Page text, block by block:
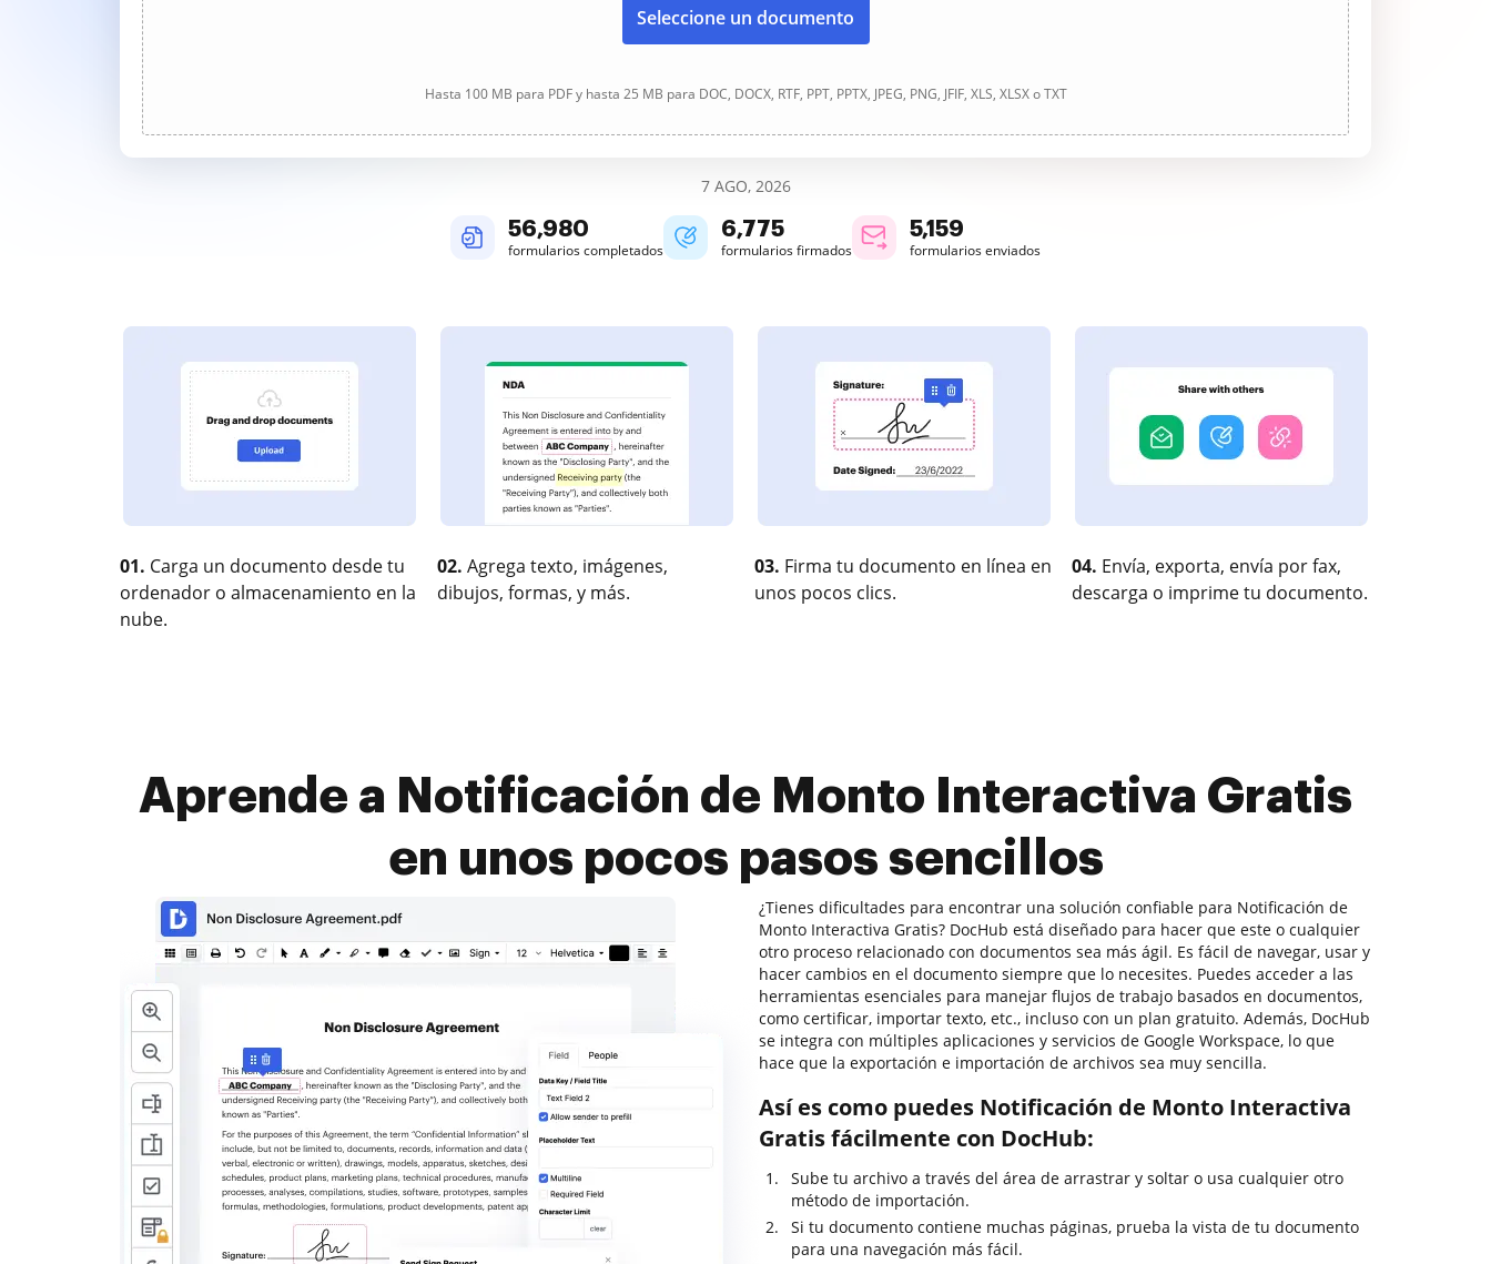
Seleccione un documento
Hasta 100 MB para PDF y hasta 25 MB para DOC, DOCX, RTF, PPT, PPTX, JPEG, PNG, JFIF, XLS, XLSX o TXT
7 AGO, 2026
56,981
formularios completados
6,775
formularios firmados
5,159
formularios enviados
01. Carga un documento desde tu
ordenador o almacenamiento en la
nube.
02. Agrega texto, imágenes,
dibujos, formas, y más.
03. Firma tu documento en línea en
unos pocos clics.
04. Envía, exporta, envía por fax,
descarga o imprime tu documento.
Aprende a Notificación de Monto Interactiva Gratis
en unos pocos pasos sencillos
¿Tienes dificultades para encontrar una solución confiable para Notificación de
Monto Interactiva Gratis? DocHub está diseñado para hacer que este o cualquier
otro proceso relacionado con documentos sea más ágil. Es fácil de navegar, usar y
hacer cambios en el documento siempre que lo necesites. Puedes acceder a las
herramientas esenciales para manejar flujos de trabajo basados en documentos,
como certificar, importar texto, etc., incluso con un plan gratuito. Además, DocHub
se integra con múltiples aplicaciones y servicios de Google Workspace, lo que
hace que la exportación e importación de archivos sea muy sencilla.
Así es como puedes Notificación de Monto Interactiva
Gratis fácilmente con DocHub:
Sube tu archivo a través del área de arrastrar y soltar o usa cualquier otro
método de importación.
Si tu documento contiene muchas páginas, prueba la vista de tu documento
para una navegación más fácil.